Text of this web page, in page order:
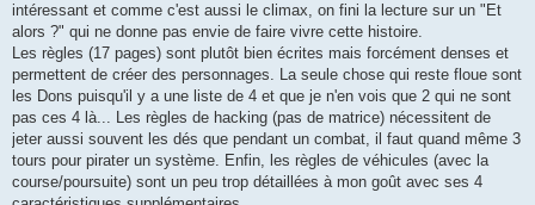
intéressant et comme c'est aussi le climax, on fini la lecture sur un "Et
alors ?" qui ne donne pas envie de faire vivre cette histoire.
Les règles (17 pages) sont plutôt bien écrites mais forcément denses et
permettent de créer des personnages. La seule chose qui reste floue sont
les Dons puisqu'il y a une liste de 4 et que je n'en vois que 2 qui ne sont
pas ces 4 là... Les règles de hacking (pas de matrice) nécessitent de
jeter aussi souvent les dés que pendant un combat, il faut quand même 3
tours pour pirater un système. Enfin, les règles de véhicules (avec la
course/poursuite) sont un peu trop détaillées à mon goût avec ses 4